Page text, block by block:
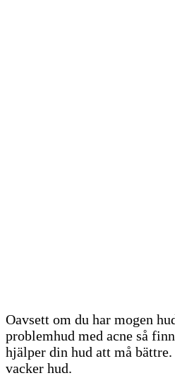
Oavsett om du har mogen
problemhud med acne så
hjälper din hud att må
vacker hud.